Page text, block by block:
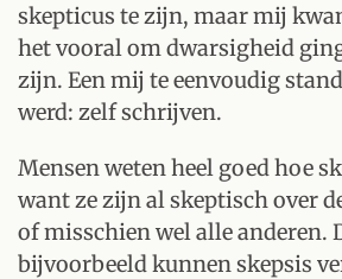
skepticus te zijn, maar mij
het vooral om dwarsigheid
zijn. Een mij te eenvoudig
werd: zelf schrijven.
Mensen weten heel goed hoe
want ze zijn al skeptisch over
of misschien wel alle anderen.
bijvoorbeeld kunnen skepsis